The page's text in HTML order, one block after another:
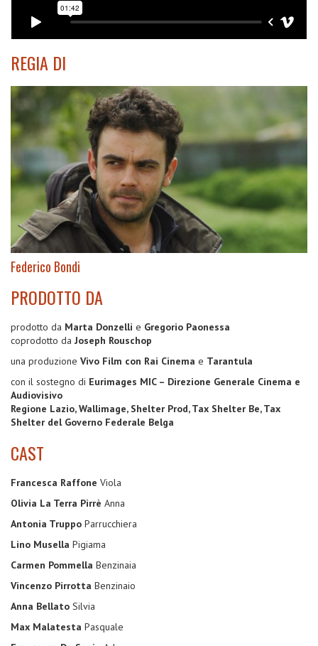
REGIA DI
Federico Bondi
PRODOTTO DA
prodotto da Marta Donzelli e Gregorio Paonessa
coprodotto da Joseph Rouschop
una produzione Vivo Film con Rai Cinema e Tarantula
con il sostegno di Eurimages MIC – Direzione Generale Cinema e
Audiovisivo
Regione Lazio, Wallimage, Shelter Prod, Tax Shelter Be, Tax
Shelter del Governo Federale Belga
CAST
Francesca Raffone Viola
Olivia La Terra Pirrè Anna
Antonia Truppo Parrucchiera
Lino Musella Pigiama
Carmen Pommella Benzinaia
Vincenzo Pirrotta Benzinaio
Anna Bellato Silvia
Max Malatesta Pasquale